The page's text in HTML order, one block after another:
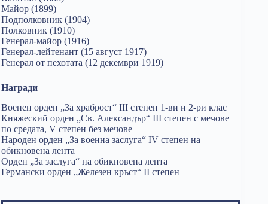
Майор (1899)
Подполковник (1904)
Полковник (1910)
Генерал-майор (1916)
Генерал-лейтенант (15 август 1917)
Генерал от пехотата (12 декември 1919)
Награди
Военен орден „За храброст“ III степен 1-ви и 2-ри клас
Княжеский орден „Св. Александър“ III степен с мечове
по средата, V степен без мечове
Народен орден „За военна заслуга“ IV степен на
обикновена лента
Орден „За заслуга“ на обикновена лента
Германски орден „Железен кръст“ II степен